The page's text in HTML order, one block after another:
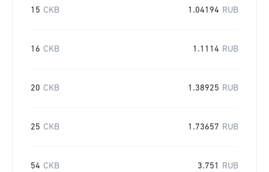
15 CKB 1.04194 RUB
16 CKB 1.1114 RUB
20 CKB 1.38925 RUB
25 CKB 1.73657 RUB
54 CKB 3.751 RUB